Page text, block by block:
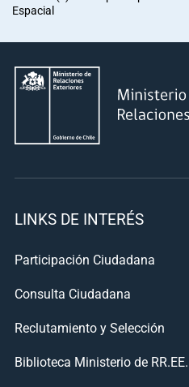
Espacial
LINKS DE INTERÉS
Participación Ciudadana
Consulta Ciudadana
Reclutamiento y Selección
Biblioteca Ministerio de RR.EE.